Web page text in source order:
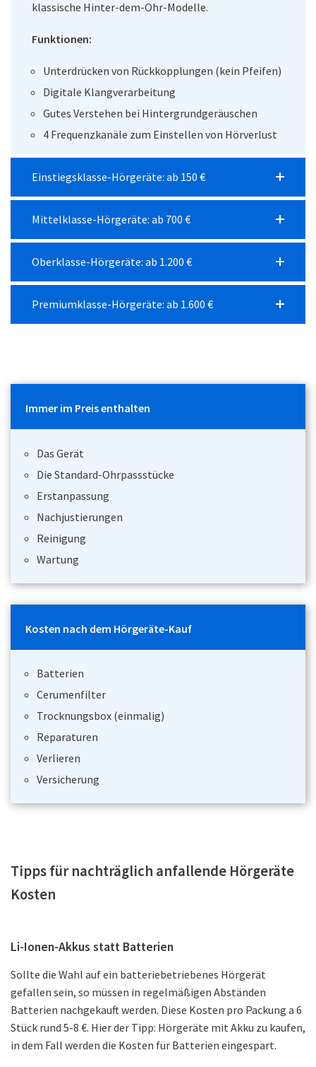
klassische Hinter-dem-Ohr-Modelle.
Funktionen:
Unterdrücken von Rückkopplungen (kein Pfeifen)
Digitale Klangverarbeitung
Gutes Verstehen bei Hintergrundgeräuschen
4 Frequenzkanäle zum Einstellen von Hörverlust
Einstiegsklasse-Hörgeräte: ab 150 €
Mittelklasse-Hörgeräte: ab 700 €
Oberklasse-Hörgeräte: ab 1.200 €
Premiumklasse-Hörgeräte: ab 1.600 €
Immer im Preis enthalten
Das Gerät
Die Standard-Ohrpassstücke
Erstanpassung
Nachjustierungen
Reinigung
Wartung
Kosten nach dem Hörgeräte-Kauf
Batterien
Cerumenfilter
Trocknungsbox (einmalig)
Reparaturen
Verlieren
Versicherung
Tipps für nachträglich anfallende Hörgeräte
Kosten
Li-Ionen-Akkus statt Batterien
Sollte die Wahl auf ein batteriebetriebenes Hörgerät
gefallen sein, so müssen in regelmäßigen Abständen
Batterien nachgekauft werden. Diese Kosten pro Packung a 6
Stück rund 5-8 €. Hier der Tipp: Hörgeräte mit Akku zu kaufen,
in dem Fall werden die Kosten für Batterien eingespart.